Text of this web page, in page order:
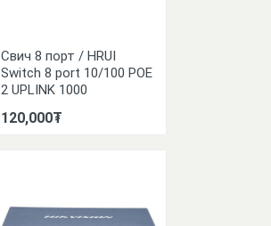
Свич 8 порт / HRUI
Switch 8 port 10/100 POE
2 UPLINK 1000
120,000₮